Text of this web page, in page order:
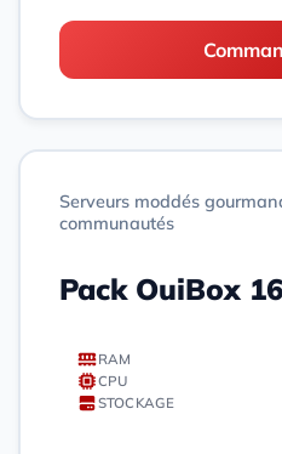
Serveurs moddés
communautés
Pack OuiBox
RAM
CPU
STOCKAGE